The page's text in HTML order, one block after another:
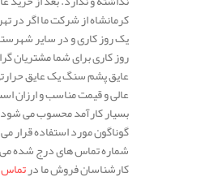
کرمانشاه از شرکت ما اگر در
یک روز کاری و در سایر
روز کاری برای شما مشتریان
عایق پشم سنگ یک عایق
عالی و قیمت مناسب و ارزان
بسیار کارآمد محسوب می
گوناگون مورد استفاده قرار
شماره تماس های درج شده می
کارشناسان فروش ما درتماس